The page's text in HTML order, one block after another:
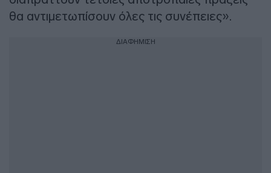
θα αντιμετωπίσουν όλες τις συνέπειες».
ΔΙΑΦΗΜΙΣΗ